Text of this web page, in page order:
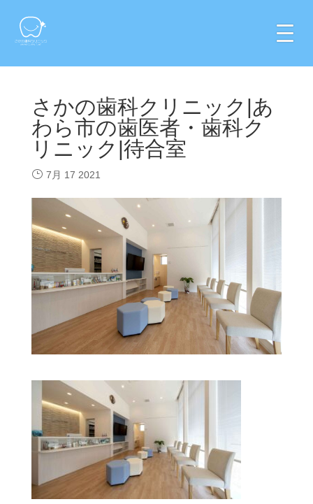
さかの歯科クリニック|あ
わら市の歯医者・歯科ク
リニック|待合室
7月 17 2021